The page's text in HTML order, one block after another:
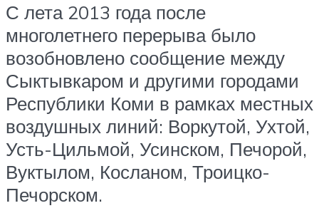
С лета 2013 года после
многолетнего перерыва было
возобновлено сообщение между
Сыктывкаром и другими городами
Республики Коми в рамках местных
воздушных линий: Воркутой, Ухтой,
Усть-Цильмой, Усинском, Печорой,
Вуктылом, Косланом, Троицко-
Печорском.